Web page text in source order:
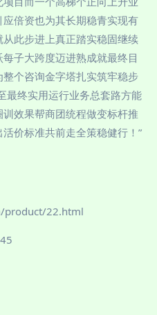
倍资也为其长期稳青实现有
此步进上真正踏实稳固继续
子大跨度迈进熟成就最终目
个咨询金字塔扎实筑牢稳步
最终实用运行业务总套路方能
效果帮商团统程做变标杆推
价标准共前走全策稳健行！”
product/22.html